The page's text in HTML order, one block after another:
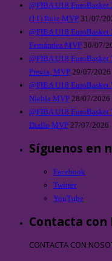
@FIBA U18
(11) Ruiz MVP 31/07/
@FIBA U18 EuroBasket
Fernández MVP 30/07/
@FIBA U18
Previa, MVP 29/07/2026
@FIBA U18
Niebla MVP 28/07/2026
@FIBA U18
Diallo MVP 27/07/2026
Síguenos en
Facebook
Twitter
YouTube
Contacta con
CONTACTA CON